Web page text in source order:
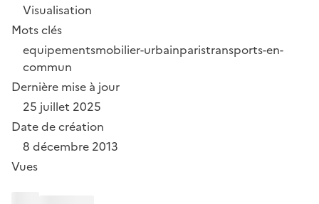
Visualisation
Mots clés
equipementsmobilier-urbainparistransports-en-
commun
Dernière mise à jour
25 juillet 2025
Date de création
8 décembre 2013
Vues